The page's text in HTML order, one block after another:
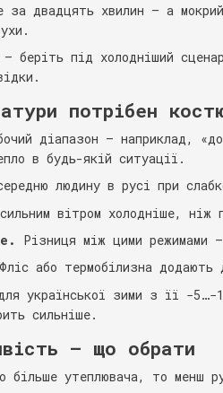
за двадцять хвилин — а
беріть під холодніший
потрібен
діапазон — наприклад,
в будь-якій ситуації.
людину в русі при
вітром холодніше, ніж
Різниця між цими режимами
Фліс або термобілизна додають
української зими з її
сильніше.
— що обрати
більше утеплювача, то менш